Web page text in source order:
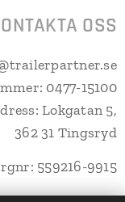
OSS
0477-15100
Lokgatan 5,
362 31 Tingsryd
559216-9915